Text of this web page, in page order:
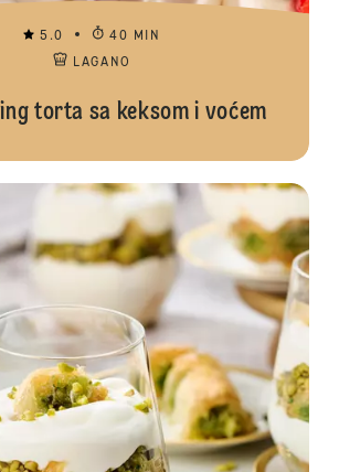
5.0
40 MIN
LAGANO
torta sa keksom i voćem